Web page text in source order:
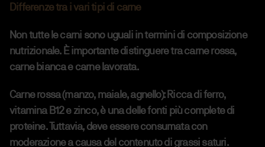
Differenze tra i vari tipi di carne
Non tutte le carni sono uguali in termini di composizione
nutrizionale. È importante distinguere tra carne rossa,
carne bianca e carne lavorata.
Carne rossa (manzo, maiale, agnello):Ricca di ferro,
vitamina B12 e zinco, è una delle fonti più complete di
proteine. Tuttavia, deve essere consumata con
moderazione a causa del contenuto di grassi saturi.